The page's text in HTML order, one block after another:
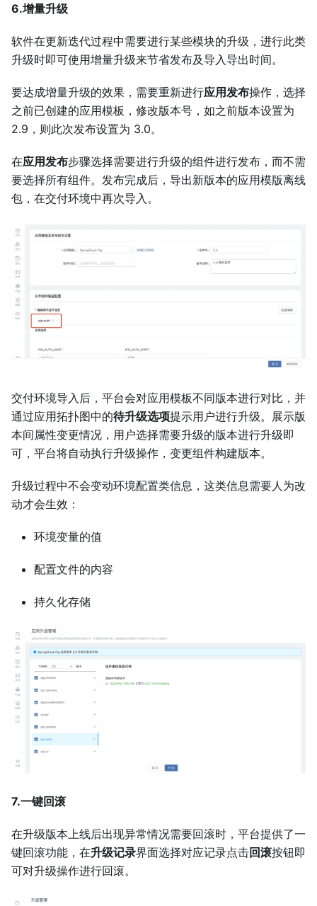
6.增量升级
软件在更新迭代过程中需要进行某些模块的升级，进行此类
升级时即可使用增量升级来节省发布及导入导出时间。
要达成增量升级的效果，需要重新进行应用发布操作，选择
之前已创建的应用模板，修改版本号，如之前版本设置为
2.9，则此次发布设置为 3.0。
在应用发布步骤选择需要进行升级的组件进行发布，而不需
要选择所有组件。发布完成后，导出新版本的应用模版离线
包，在交付环境中再次导入。
交付环境导入后，平台会对应用模板不同版本进行对比，并
通过应用拓扑图中的待升级选项提示用户进行升级。展示版
本间属性变更情况，用户选择需要升级的版本进行升级即
可，平台将自动执行升级操作，变更组件构建版本。
升级过程中不会变动环境配置类信息，这类信息需要人为改
动才会生效：
环境变量的值
配置文件的内容
持久化存储
7.一键回滚
在升级版本上线后出现异常情况需要回滚时，平台提供了一
键回滚功能，在升级记录界面选择对应记录点击回滚按钮即
可对升级操作进行回滚。